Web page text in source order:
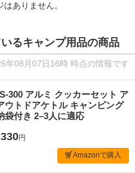
ありません。
るキャンプ用品の商品
年08月07日16時 時点の情報です
300 アルミ クッカーセット ア
ウトドアケトル キャンピング
袋付き 2–3人に適応
円
Amazonで購入